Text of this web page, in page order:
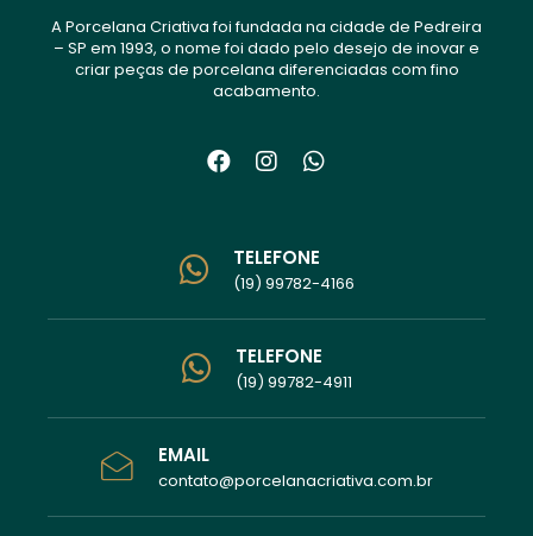
A Porcelana Criativa foi fundada na cidade de Pedreira
– SP em 1993, o nome foi dado pelo desejo de inovar e
criar peças de porcelana diferenciadas com fino
acabamento.
TELEFONE
(19) 99782-4166
TELEFONE
(19) 99782-4911
EMAIL
contato@porcelanacriativa.com.br